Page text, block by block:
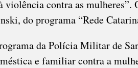
violência contra as
do programa “Rede
da Polícia Militar de
e familiar contra a